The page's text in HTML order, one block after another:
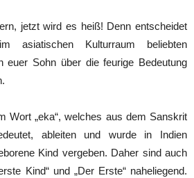
jetzt wird es heiß! Denn entscheidet
Kulturraum beliebten
euer Sohn über die feurige Bedeutung
Wort „eka“, welches aus dem Sanskrit
ableiten und wurde in Indien
Kind vergeben. Daher sind auch
Kind“ und „Der Erste“ naheliegend.